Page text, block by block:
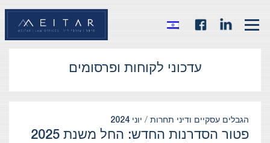
עדכוני לקוחות ופרסומים
הגבלים עסקיים ודיני תחרות / יוני 2024
פטור הסדרנות החדש: החל משנת 2025